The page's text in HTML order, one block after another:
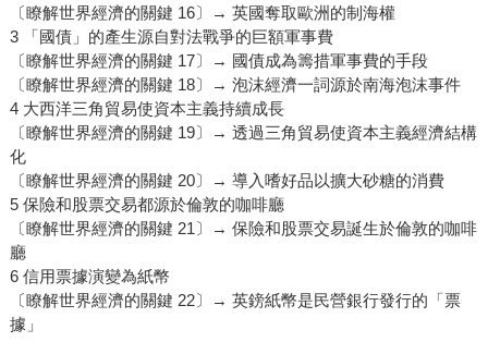
〔瞭解世界經濟的關鍵 16〕→ 英國奪取歐洲的制海權
3 「國債」的產生源自對法戰爭的巨額軍事費
〔瞭解世界經濟的關鍵 17〕→ 國債成為籌措軍事費的手段
〔瞭解世界經濟的關鍵 18〕→ 泡沫經濟一詞源於南海泡沫事件
4 大西洋三角貿易使資本主義持續成長
〔瞭解世界經濟的關鍵 19〕→ 透過三角貿易使資本主義經濟結構
化
〔瞭解世界經濟的關鍵 20〕→ 導入嗜好品以擴大砂糖的消費
5 保險和股票交易都源於倫敦的咖啡廳
〔瞭解世界經濟的關鍵 21〕→ 保險和股票交易誕生於倫敦的咖啡
廳
6 信用票據演變為紙幣
〔瞭解世界經濟的關鍵 22〕→ 英鎊紙幣是民營銀行發行的「票
據」